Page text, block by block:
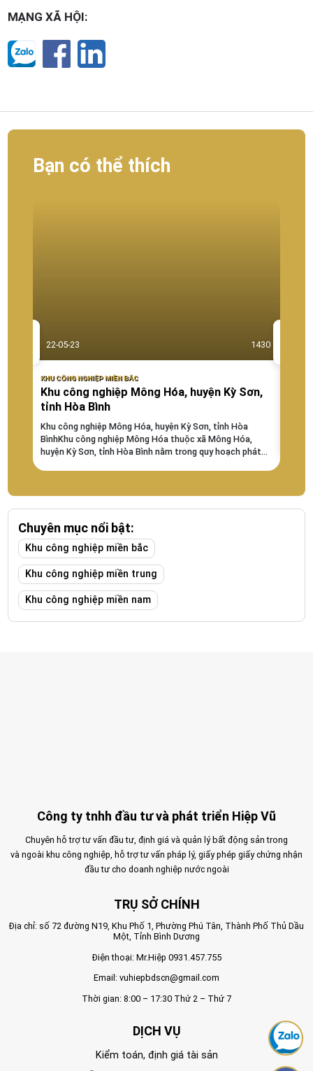
MẠNG XÃ HỘI:
Bạn có thể thích
22-05-23 1430
KHU CÔNG NGHIỆP MIỀN BẮC
Khu công nghiệp Mông Hóa, huyện Kỳ Sơn,
tỉnh Hòa Bình
Khu công nghiệp Mông Hóa, huyện Kỳ Sơn, tỉnh Hòa
BìnhKhu công nghiệp Mông Hóa thuộc xã Mông Hóa,
huyện Kỳ Sơn, tỉnh Hòa Bình nằm trong quy hoạch phát
Chuyên mục nổi bật:
Khu công nghiệp miền bắc
Khu công nghiệp miền trung
Khu công nghiệp miền nam
Công ty tnhh đầu tư và phát triển Hiệp Vũ
Chuyên hỗ trợ tư vấn đầu tư, định giá và quản lý bất động sản trong
và ngoài khu công nghiệp, hỗ trợ tư vấn pháp lý, giấy phép giấy chứng nhận
đầu tư cho doanh nghiệp nước ngoài
TRỤ SỞ CHÍNH
Địa chỉ: số 72 đường N19, Khu Phố 1, Phường Phú Tân, Thành Phố Thủ Dầu
Một, Tỉnh Bình Dương
Điện thoại: Mr.Hiệp 0931.457.755
Email: vuhiepbdscn@gmail.com
Thời gian: 8:00 – 17:30 Thứ 2 – Thứ 7
DỊCH VỤ
Kiểm toán, định giá tài sản